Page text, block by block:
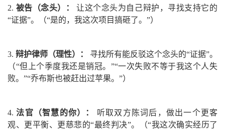
2. 被告（念头）：
让这个念头为自己辩护，寻找支持它的
“证据”。（“是的，我这次项目搞砸了。”）
3. 辩护律师（理性）：
寻找所有能反驳这个念头的“证据”。
（“但上个季度我还是销冠。”“一次失败不等于我这个人失
败。”“乔布斯也被赶出过苹果。”）
4.法官（智慧的你）：
听取双方陈词后，做出一个更客
观、更平衡、更慈悲的“最终判决”。（“我这次确实经历了